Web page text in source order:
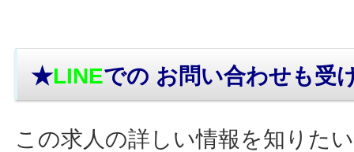
★LINEでの お問い合わせも受
この求人の詳しい情報を知りた